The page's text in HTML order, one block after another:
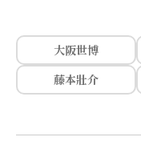
大阪世博
藤本壯介